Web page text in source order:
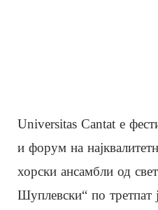
Universitas Cantat е
и форум на
хорски ансамбли од
Шуплевски“ по третпат